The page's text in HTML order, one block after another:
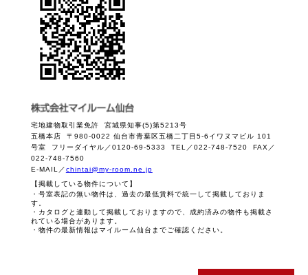
宅地建物取引業免許 宮城県知事(5)第5213号
五橋本店 〒980-0022 仙台市青葉区五橋二丁目5-6イワヌマビル 101
号室 フリーダイヤル／0120-69-5333 TEL／022-748-7520 FAX／
022-748-7560
E-MAIL／chintai@my-room.ne.jp
【掲載している物件について】
・号室表記の無い物件は、過去の最低賃料で統一して掲載しておりま
す。
・カタログと連動して掲載しておりますので、成約済みの物件も掲載さ
れている場合があります。
・物件の最新情報はマイルーム仙台までご確認ください。